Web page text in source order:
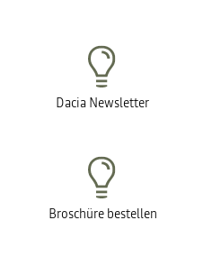
Dacia Newsletter
Broschüre bestellen